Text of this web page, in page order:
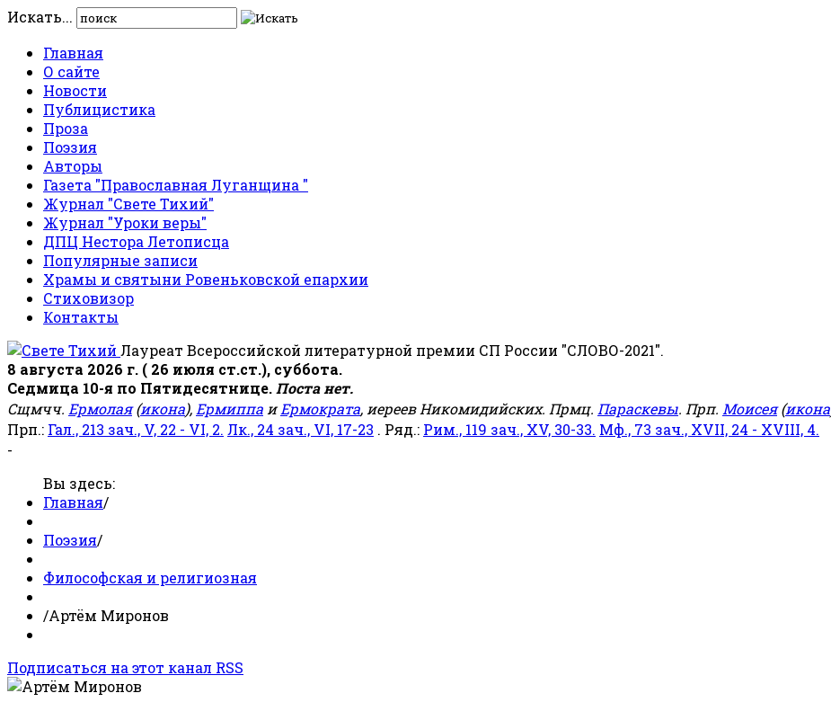
Искать...
Главная
О сайте
Новости
Публицистика
Проза
Поэзия
Авторы
Газета "Православная Луганщина "
Журнал "Свете Тихий"
Журнал "Уроки веры"
ДПЦ Нестора Летописца
Популярные записи
Храмы и святыни Ровеньковской епархии
Стиховизор
Контакты
Лауреат Всероссийской литературной премии СП России "СЛОВО-2021".
8 августа 2026 г. ( 26 июля ст.ст.), суббота.
Седмица 10-я по Пятидесятнице. Поста нет.
Сщмчч. Ермолая(икона), Ермиппа иЕрмократа, иереев Никомидийских. Прмц. Параскевы. Прп. Моисея(икона
Прп.: Гал., 213 зач., V, 22 - VI, 2. Лк., 24 зач., VI, 17-23 . Ряд.: Рим., 119 зач., XV, 30-33. Мф., 73 зач., XVII, 24 - XVIII, 4.
-
Вы здесь:
Главная/
Поэзия/
Философская и религиозная
/Артём Миронов
Подписаться на этот канал RSS